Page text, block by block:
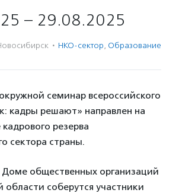
– 29.08.2025
· НКО-сектор, Образование
семинар всероссийского
кадры решают» направлен на
резерва
сектора страны.
Доме общественных организаций
области соберутся участники